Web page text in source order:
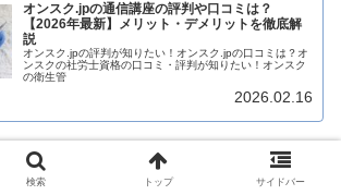
オンスク.jpの通信講座の評判や口コミは？
【2026年最新】メリット・デメリットを徹底解
説
オンスク.jpの評判が知りたい！オンスク.jpの口コミは？オ
ンスクの社労士資格の口コミ・評判が知りたい！オンスク
の衛生管
2026.02.16
検索 トップ サイドバー